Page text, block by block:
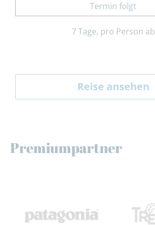
Termin folgt
7 Tage, pro Person ab
Reise ansehen
Premiumpartner